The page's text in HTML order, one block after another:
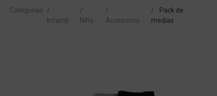
Categorías
Infantil
Niño Accesorios
Pack de
medias